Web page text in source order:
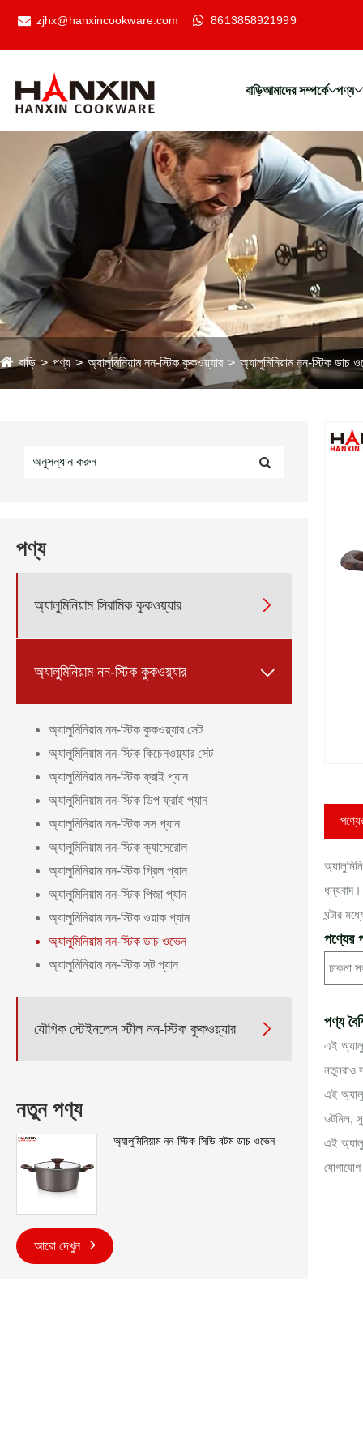
zjhx@hanxincookware.com 8613858921999
বাড়িআমাদের সম্পর্কে পণ্য
বাড়ি পণ্য অ্যালুমিনিয়াম নন-স্টিক কুকওয়্যার অ্যালুমিনিয়াম নন-স্টিক ডাচ
পণ্য
অ্যালুমিনিয়াম সিরামিক কুকওয়্যার 
অ্যালুমিনিয়াম নন-স্টিক কুকওয়্যার 
অ্যালুমিনিয়াম নন-স্টিক কুকওয়্যার সেট
অ্যালুমিনিয়াম নন-স্টিক কিচেনওয়্যার সেট
অ্যালুমিনিয়াম নন-স্টিক ফ্রাই প্যান
অ্যালুমিনিয়াম নন-স্টিক ডিপ ফ্রাই প্যান
অ্যালুমিনিয়াম নন-স্টিক সস প্যান
অ্যালুমিনিয়াম নন-স্টিক ক্যাসেরোল
অ্যালুমিনিয়াম নন-স্টিক গ্রিল প্যান
অ্যালুমিনিয়াম নন-স্টিক পিজা প্যান
অ্যালুমিনিয়াম নন-স্টিক ওয়াক প্যান
অ্যালুমিনিয়াম নন-স্টিক ডাচ ওভেন
অ্যালুমিনিয়াম নন-স্টিক সট প্যান
যৌগিক স্টেইনলেস স্টীল নন-স্টিক কুকওয়্যার 
নতুন পণ্য
অ্যালুমিনিয়াম নন-স্টিক সিডি বটম ডাচ ওভেন
আরো দেখুন
ঘন্টার
পণ্যের
ঢাকনা
পণ্য
এই
নতুনরাও
এই
ওটমিল,
এই